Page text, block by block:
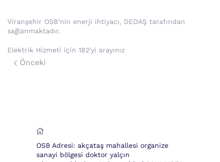
Viranşehir OSB’nin enerji ihtiyacı, DEDAŞ tarafından
sağlanmaktadır.
Elektrik Hizmeti için 182'yi arayınız
Önceki
OSB Adresi: akçataş mahallesi organize
sanayi bölgesi doktor yalçın